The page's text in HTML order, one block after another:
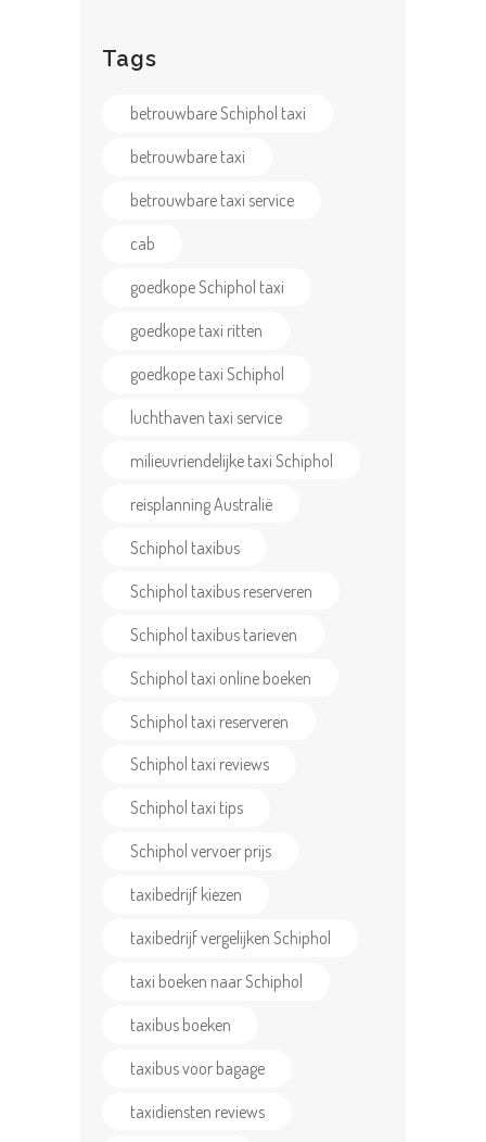
TAXI TARIEVEN
CONTACT US
Tags
betrouwbare Schiphol taxi
betrouwbare taxi
betrouwbare taxi service
cab
goedkope Schiphol taxi
goedkope taxi ritten
goedkope taxi Schiphol
luchthaven taxi service
milieuvriendelijke taxi Schiphol
reisplanning Australië
Schiphol taxibus
Schiphol taxibus reserveren
Schiphol taxibus tarieven
Schiphol taxi online boeken
Schiphol taxi reserveren
Schiphol taxi reviews
Schiphol taxi tips
Schiphol vervoer prijs
taxibedrijf kiezen
taxibedrijf vergelijken Schiphol
taxi boeken naar Schiphol
taxibus boeken
taxibus voor bagage
taxidiensten reviews